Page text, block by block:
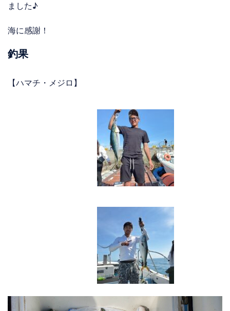
ました♪
海に感謝！
釣果
【ハマチ・メジロ】